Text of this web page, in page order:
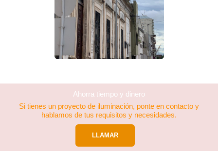
Ahorra tiempo y dinero
Si tienes un proyecto de iluminación, ponte en contacto y
hablamos de tus requisitos y necesidades.
LLAMAR